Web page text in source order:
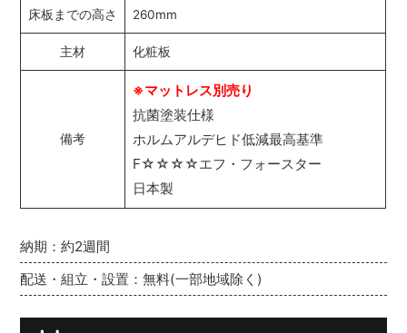
納期：約2週間
配送・組立・設置：無料(一部地域除く)
床板までの高さ 260mm
主材 化粧板
備考
※マットレス別売り
抗菌塗装仕様
ホルムアルデヒド低減最高基準
F☆☆☆☆エフ・フォースター
日本製